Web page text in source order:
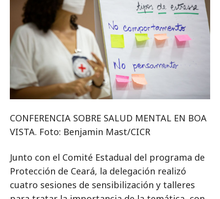
CONFERENCIA SOBRE SALUD MENTAL EN BOA
VISTA. Foto: Benjamin Mast/CICR
Junto con el Comité Estadual del programa de
Protección de Ceará, la delegación realizó
cuatro sesiones de sensibilización y talleres